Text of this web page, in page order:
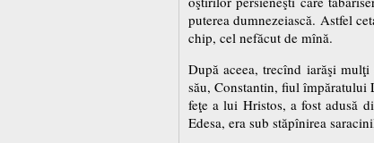
puterea dumnezeiască. Astfel
chip, cel nefăcut de mînă.
După aceea, trecînd iarăşi
său, Constantin, fiul împăratului
feţe a lui Hristos, a fost adusă
Edesa, era sub stăpînirea